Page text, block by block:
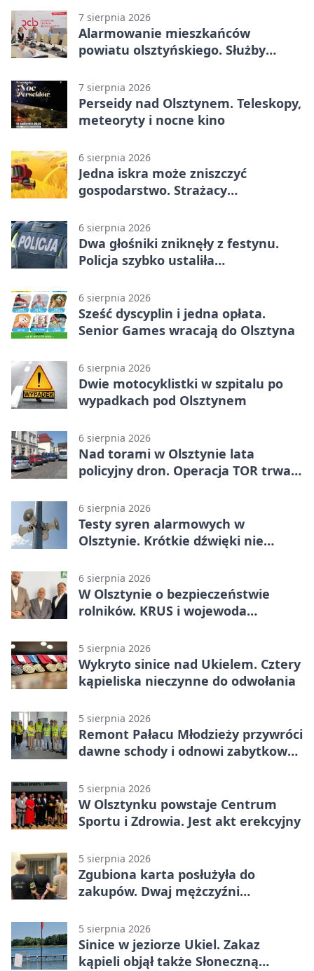
7 sierpnia 2026
Alarmowanie mieszkańców
powiatu olsztyńskiego. Służby
7 sierpnia 2026
Perseidy nad Olsztynem. Teleskopy,
meteoryty i nocne kino
6 sierpnia 2026
Jedna iskra może zniszczyć
gospodarstwo. Strażacy
6 sierpnia 2026
Dwa głośniki zniknęły z festynu.
Policja szybko ustaliła
6 sierpnia 2026
Sześć dyscyplin i jedna opłata.
Senior Games wracają do Olsztyna
6 sierpnia 2026
Dwie motocyklistki w szpitalu po
wypadkach pod Olsztynem
6 sierpnia 2026
Nad torami w Olsztynie lata
policyjny dron. Operacja TOR trwa
6 sierpnia 2026
Testy syren alarmowych w
Olsztynie. Krótkie dźwięki nie
6 sierpnia 2026
W Olsztynie o bezpieczeństwie
rolników. KRUS i wojewoda
5 sierpnia 2026
Wykryto sinice nad Ukielem. Cztery
kąpieliska nieczynne do odwołania
5 sierpnia 2026
Remont Pałacu Młodzieży przywróci
dawne schody i odnowi zabytkowy
5 sierpnia 2026
W Olsztynku powstaje Centrum
Sportu i Zdrowia. Jest akt erekcyjny
5 sierpnia 2026
Zgubiona karta posłużyła do
zakupów. Dwaj mężczyźni
5 sierpnia 2026
Sinice w jeziorze Ukiel. Zakaz
kąpieli objął także Słoneczną